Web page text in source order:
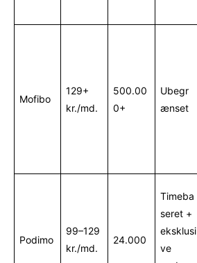
Mofibo
129+
kr./md.
500.00
0+
Ubegr
ænset
Podimo
99–129
kr./md.
24.000
Timeba
seret +
eksklusi
ve